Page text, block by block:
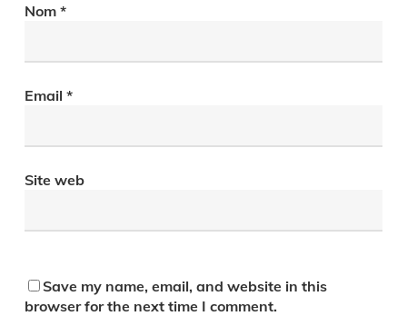
Nom *
Email *
Site web
Save my name, email, and website in this
browser for the next time I comment.